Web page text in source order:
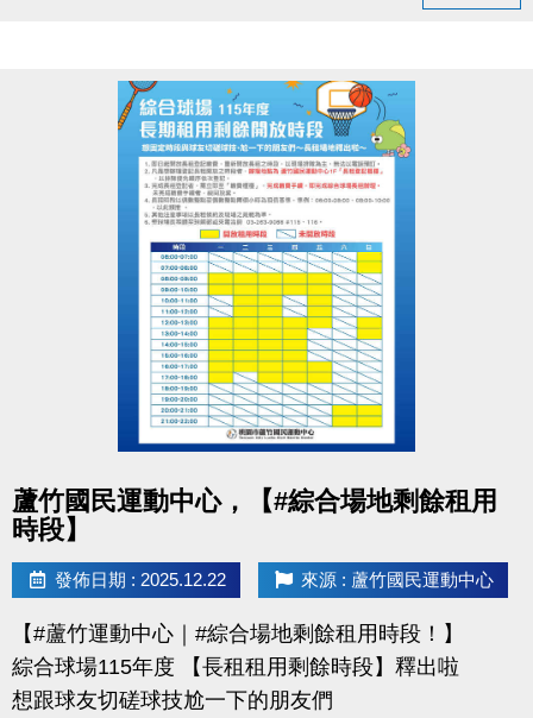
持續運動不僅讓身體更健康，
還能感受滿滿的鼓勵與心意
桃園市蘆竹國民運動中心
洽詢專線：03-2639066 #112 (客服部)
官網 :
https://www.lzsports.com.tw/zh_TW/news/pageID/1/
FB : 桃園市蘆竹國民運動中心
IG : @luzhusports
蘆竹國民運動中心，【#綜合場地剩餘租用
時段】
發佈日期 : 2025.12.22 來源 : 蘆竹國民運動中心
【#蘆竹運動中心｜#綜合場地剩餘租用時段！】
綜合球場115年度 【長租租用剩餘時段】釋出啦
想跟球友切磋球技尬一下的朋友們